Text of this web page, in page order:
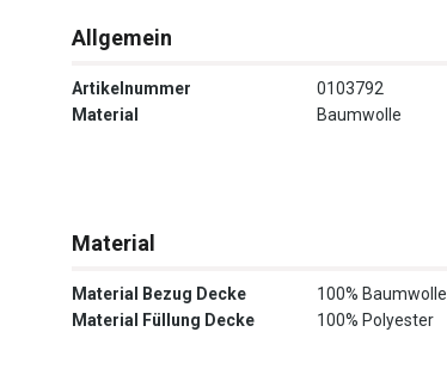
Allgemein
Artikelnummer
0103792
Material
Baumwolle
Material
Material Bezug Decke
100% Baumwolle
Material Füllung Decke
100% Polyester